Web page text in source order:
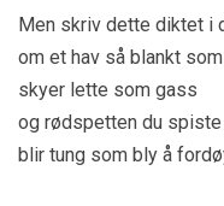
Men skriv dette diktet i
om et hav så blankt
skyer lette som gass
og rødspetten du spiste
blir tung som bly å